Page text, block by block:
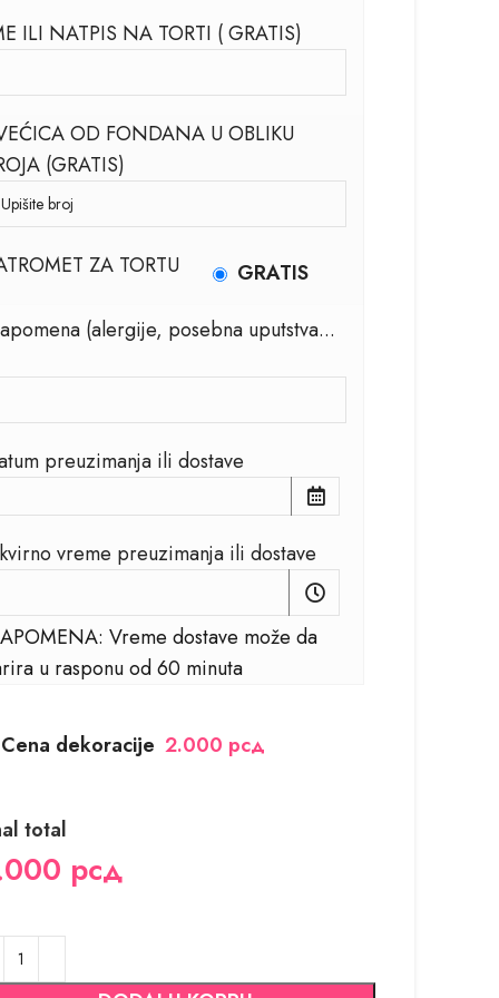
ILI NATPIS NA TORTI ( GRATIS)
OD FONDANA U OBLIKU
(GRATIS)
ZA TORTU
GRATIS
(alergije, posebna uputstva...
preuzimanja ili dostave
vreme preuzimanja ili dostave
Vreme dostave može da
u rasponu od 60 minuta
Cena dekoracije 2.000 рсд
total
рсд